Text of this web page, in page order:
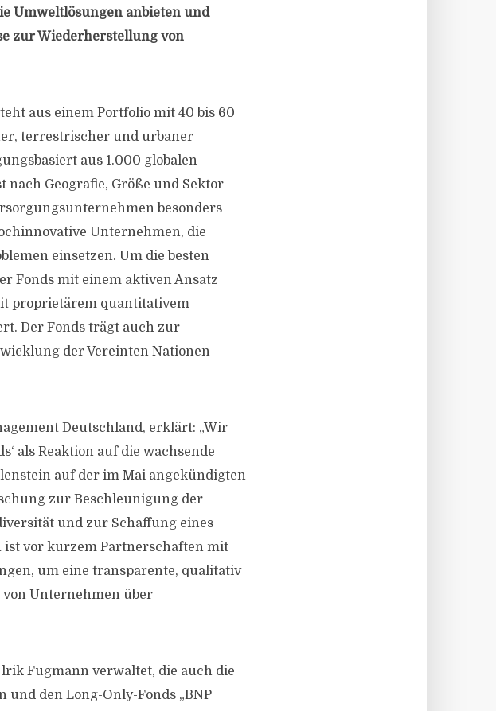
Umweltlösungen anbieten und
zur Wiederherstellung von
aus einem Portfolio mit 40 bis 60
terrestrischer und urbaner
aus 1.000 globalen
Geografie, Größe und Sektor
besonders
Unternehmen, die
einsetzen. Um die besten
Fonds mit einem aktiven Ansatz
proprietärem quantitativem
Der Fonds trägt auch zur
der Vereinten Nationen
Deutschland, erklärt: „Wir
als Reaktion auf die wachsende
auf der im Mai angekündigten
zur Beschleunigung der
und zur Schaffung eines
ist vor kurzem Partnerschaften mit
um eine transparente, qualitativ
Unternehmen über
Fugmann verwaltet, die auch die
und den Long-Only-Fonds „BNP